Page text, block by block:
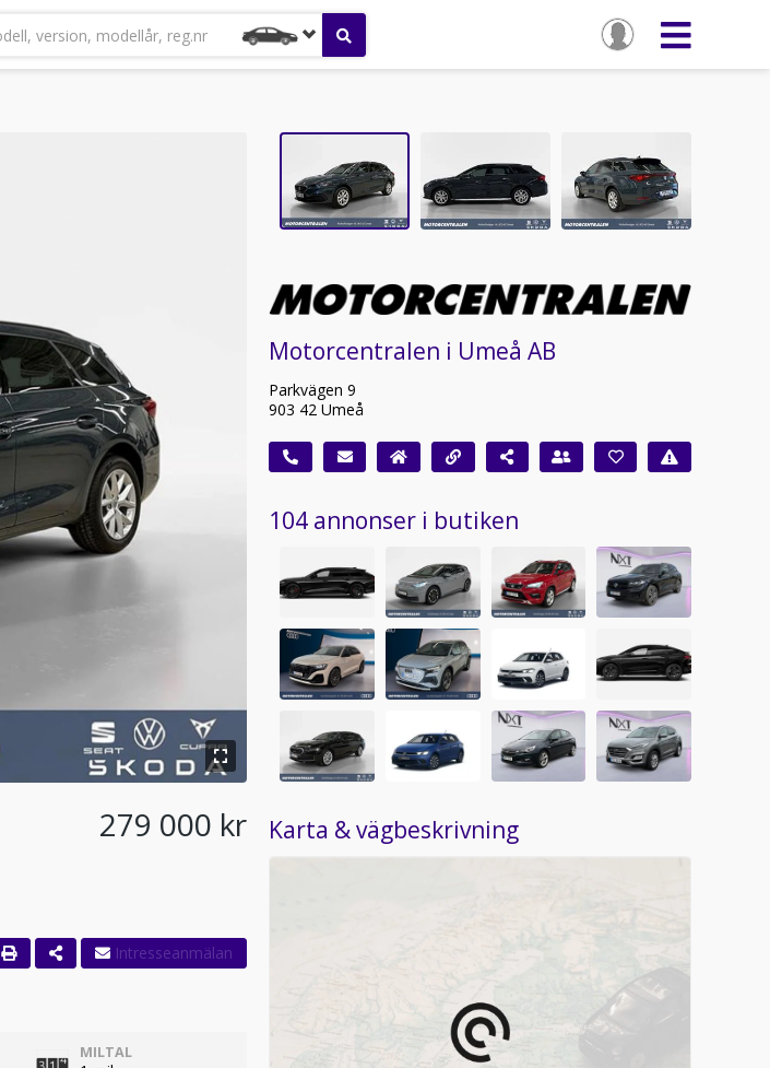
version, modellår, reg.nr
279 000 kr
MILTAL
Motorcentralen i Umeå AB
Parkvägen 9
903 42 Umeå
104 annonser i butiken
Karta & vägbeskrivning